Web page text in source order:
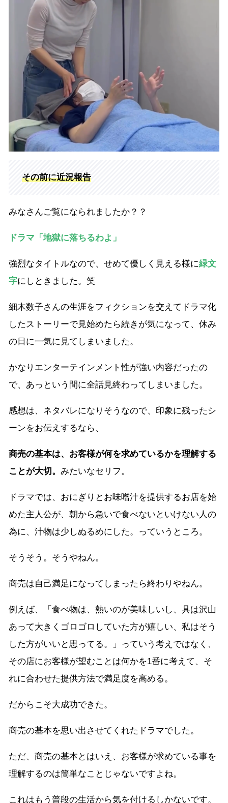
その前に近況報告
みなさんご覧になられましたか？？
ドラマ「地獄に落ちるわよ」
強烈なタイトルなので、せめて優しく見える様に緑文
字にしときました。笑
細木数子さんの生涯をフィクションを交えてドラマ化
したストーリーで見始めたら続きが気になって、休み
の日に一気に見てしまいました。
かなりエンターテインメント性が強い内容だったの
で、あっという間に全話見終わってしまいました。
感想は、ネタバレになりそうなので、印象に残ったシ
ーンをお伝えするなら、
商売の基本は、お客様が何を求めているかを理解する
ことが大切。 みたいなセリフ。
ドラマでは、おにぎりとお味噌汁を提供するお店を始
めた主人公が、朝から急いで食べないといけない人の
為に、汁物は少しぬるめにした。っていうところ。
そうそう。そうやねん。
商売は自己満足になってしまったら終わりやねん。
例えば、「食べ物は、熱いのが美味しいし、具は沢山
あって大きくゴロゴロしていた方が嬉しい、私はそう
した方がいいと思ってる。」っていう考えではなく、
その店にお客様が望むことは何かを1番に考えて、そ
れに合わせた提供方法で満足度を高める。
だからこそ大成功できた。
商売の基本を思い出させてくれたドラマでした。
ただ、商売の基本とはいえ、お客様が求めている事を
理解するのは簡単なことじゃないですよね。
これはもう普段の生活から気を付けるしかないです。